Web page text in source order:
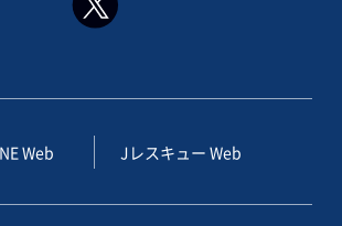
Web Jレスキュー Web